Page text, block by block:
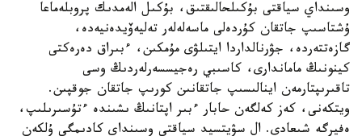
وسىنداي سياقتى بۇكىلحالىقتىق، بۇكىل الەمدىك پروبلەماعا
ۇشتاسىپ جاتقان كۇردەلى ماسەلەلەر تەليەۆيدەنيەدە،
گازەتتەردە، جۋرنالداردا ايتىلۋى مۇمكىن، ءبىراق دەرەكتى
كينونىڭ ماماندارى، كاسىبي رەجيسسەرلەردىڭ وسى
تاقىرىپتارمەن اينالىسىپ جاتقانىن كورىپ جاتقان جوقپىن.
ويتكەنى، كەز كەلگەن حابار ءبىر اپتانىڭ ىشىندە ءتۇسىرىلىپ،
ەفيرگە شىعادى. ال سۋيتسيد سياقتى وسىنداي كادىمگى ۇلكەن